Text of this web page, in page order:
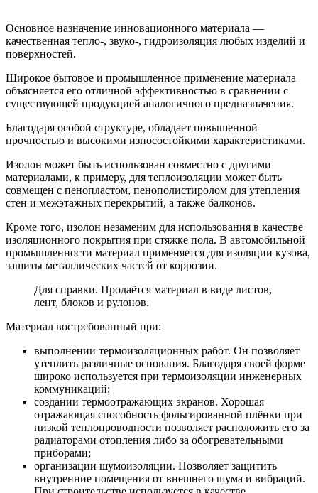
Основное назначение инновационного материала —
качественная тепло-, звуко-, гидроизоляция любых изделий и
поверхностей.
Широкое бытовое и промышленное применение материала
объясняется его отличной эффективностью в сравнении с
существующей продукцией аналогичного предназначения.
Благодаря особой структуре, обладает повышенной
прочностью и высокими износостойкими характеристиками.
Изолон может быть использован совместно с другими
материалами, к примеру, для теплоизоляции может быть
совмещен с пенопластом, пенополистиролом для утепления
стен и межэтажных перекрытий, а также балконов.
Кроме того, изолон незаменим для использования в качестве
изоляционного покрытия при стяжке пола. В автомобильной
промышленности материал применяется для изоляции кузова,
защиты металлических частей от коррозии.
Для справки. Продаётся материал в виде листов,
лент, блоков и рулонов.
Материал востребованный при:
выполнении термоизоляционных работ. Он позволяет
утеплить различные основания. Благодаря своей форме
широко используется при термоизоляции инженерных
коммуникаций;
создании термоотражающих экранов. Хорошая
отражающая способность фольгированной плёнки при
низкой теплопроводности позволяет расположить его за
радиаторами отопления либо за обогревательными
приборами;
организации шумоизоляции. Позволяет защитить
внутренние помещения от внешнего шума и вибраций.